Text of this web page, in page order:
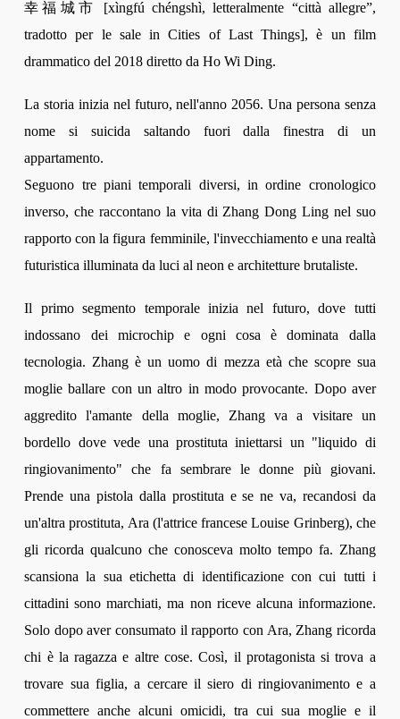
幸福城市
[xìngfú chéngshì, letteralmente “città allegre”,
tradotto per le sale in Cities of Last Things], è un film
drammatico del 2018 diretto da Ho Wi Ding.
La storia inizia nel futuro, nell'anno 2056. Una persona senza
nome si suicida saltando fuori dalla finestra di un
appartamento.
Seguono tre piani temporali diversi, in ordine cronologico
inverso, che raccontano la vita di Zhang Dong Ling nel suo
rapporto con la figura femminile, l'invecchiamento e una realtà
futuristica illuminata da luci al neon e architetture brutaliste.
Il primo segmento temporale inizia nel futuro, dove tutti
indossano dei microchip e ogni cosa è dominata dalla
tecnologia. Zhang è un uomo di mezza età che scopre sua
moglie ballare con un altro in modo provocante. Dopo aver
aggredito l'amante della moglie, Zhang va a visitare un
bordello dove vede una prostituta iniettarsi un "liquido di
ringiovanimento" che fa sembrare le donne più giovani.
Prende una pistola dalla prostituta e se ne va, recandosi da
un'altra prostituta, Ara (l'attrice francese Louise Grinberg), che
gli ricorda qualcuno che conosceva molto tempo fa. Zhang
scansiona la sua etichetta di identificazione con cui tutti i
cittadini sono marchiati, ma non riceve alcuna informazione.
Solo dopo aver consumato il rapporto con Ara, Zhang ricorda
chi è la ragazza e altre cose. Così, il protagonista si trova a
trovare sua figlia, a cercare il siero di ringiovanimento e a
commettere anche alcuni omicidi, tra cui sua moglie e il